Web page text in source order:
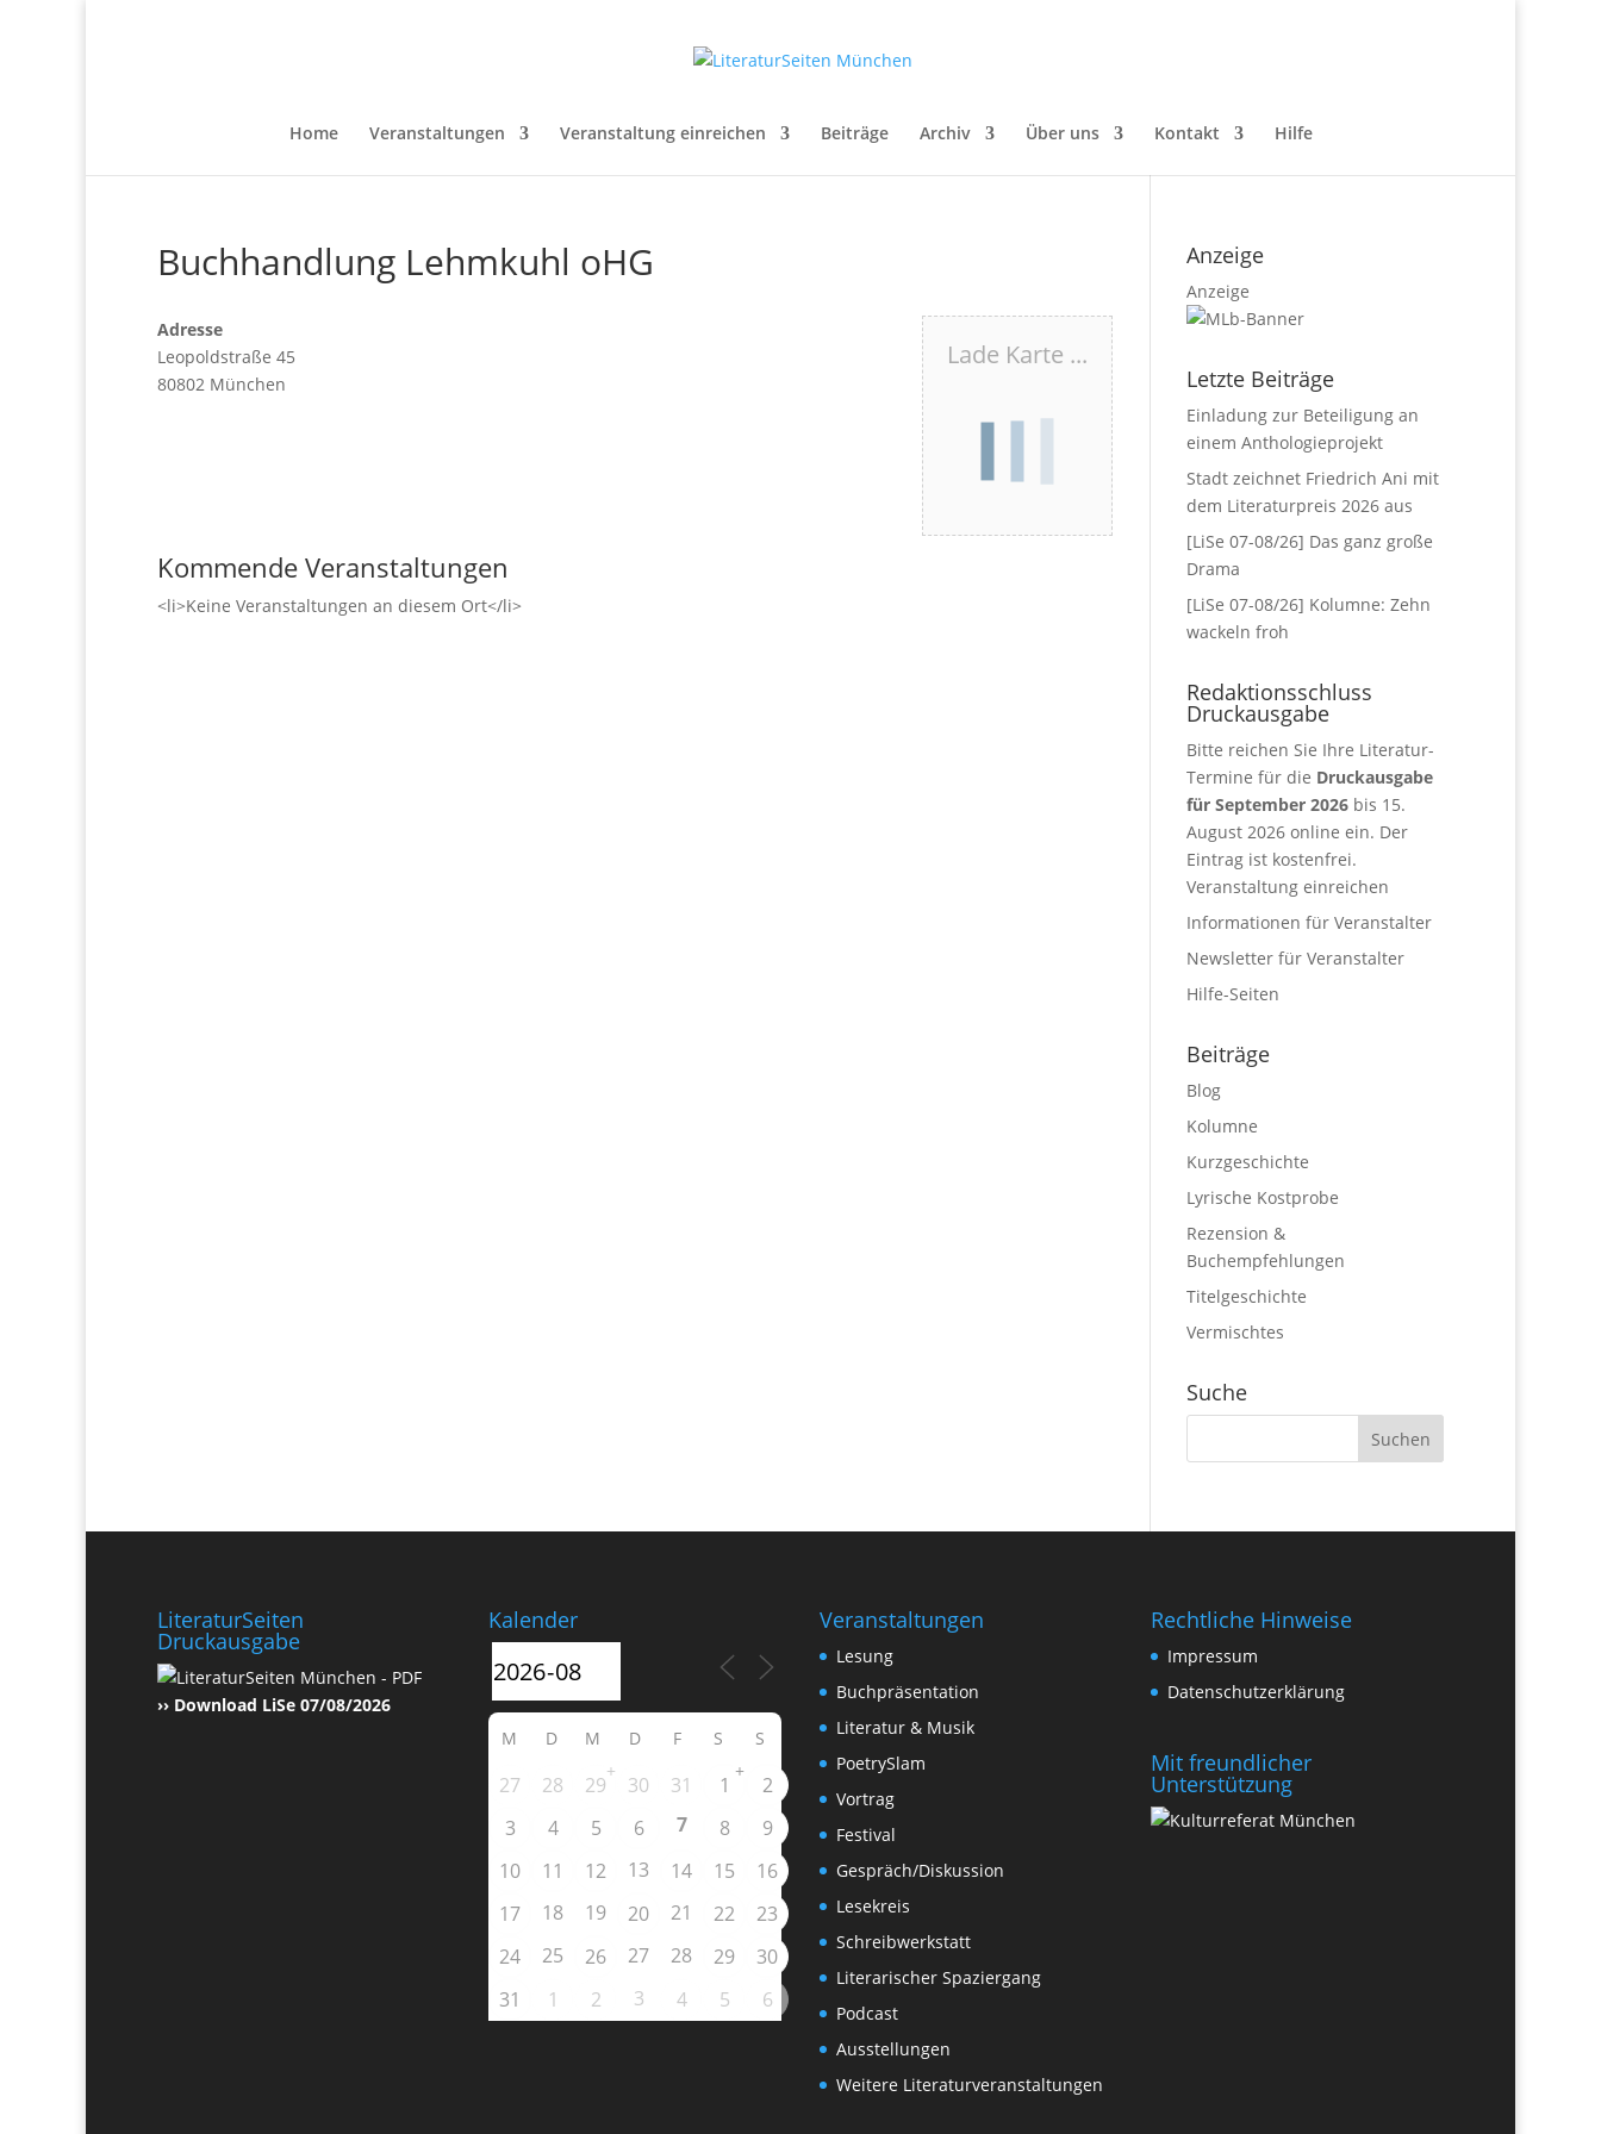
Home Veranstaltungen Veranstaltung einreichen Beiträge Archiv Über uns Kontakt Hilfe
Buchhandlung Lehmkuhl oHG
Lade Karte ...
Adresse
Leopoldstraße 45
80802 München
Kommende Veranstaltungen
<li>Keine Veranstaltungen an diesem Ort</li>
Anzeige
Anzeige
Letzte Beiträge
Einladung zur Beteiligung an
einem Anthologieprojekt
Stadt zeichnet Friedrich Ani mit
dem Literaturpreis 2026 aus
[LiSe 07-08/26] Das ganz große
Drama
[LiSe 07-08/26] Kolumne: Zehn
wackeln froh
Redaktionsschluss
Druckausgabe
Bitte reichen Sie Ihre Literatur-
Termine für die Druckausgabe
für September 2026 bis 15.
August 2026 online ein. Der
Eintrag ist kostenfrei.
Veranstaltung einreichen
Informationen für Veranstalter
Newsletter für Veranstalter
Hilfe-Seiten
Beiträge
Blog
Kolumne
Kurzgeschichte
Lyrische Kostprobe
Rezension &
Buchempfehlungen
Titelgeschichte
Vermischtes
Suche
LiteraturSeiten
Druckausgabe
›› Download LiSe 07/08/2026
Kalender
M D M D F S S
27 28 29
+
30 31 1
+
2
3
4 5 6 7 8
9
10
11 12 13 14 15
16
17
18 19 20 21 22
23
24
25 26 27 28 29
30
31
1 2 3 4 5 6
Veranstaltungen
Lesung
Buchpräsentation
Literatur & Musik
PoetrySlam
Vortrag
Festival
Gespräch/Diskussion
Lesekreis
Schreibwerkstatt
Literarischer Spaziergang
Podcast
Ausstellungen
Weitere Literaturveranstaltungen
Rechtliche Hinweise
Impressum
Datenschutzerklärung
Mit freundlicher
Unterstützung